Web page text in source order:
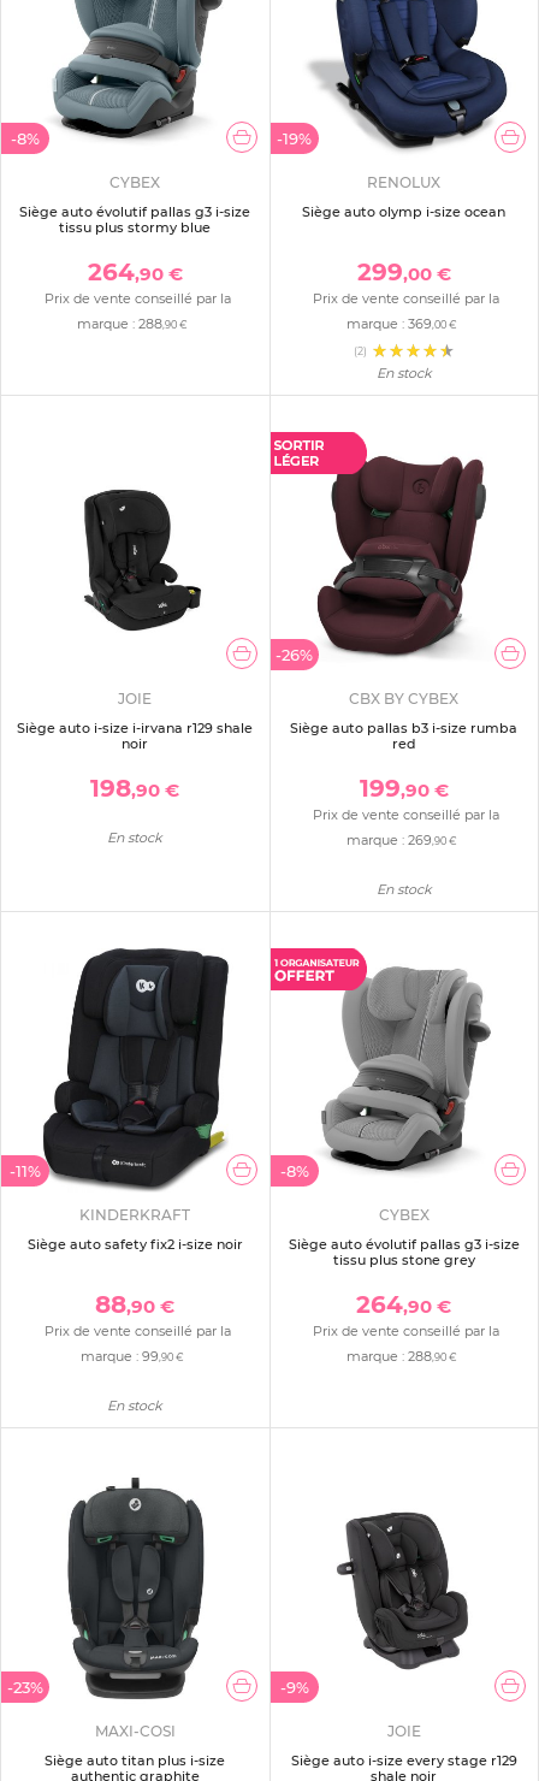
-8%
CYBEX
Siège auto évolutif pallas g3 i-size
tissu plus stormy blue
264,90 €
Prix de vente conseillé par la
marque :288,90 €
-19%
RENOLUX
Siège auto olymp i-size ocean
299,00 €
Prix de vente conseillé par la
marque : 369,00 €
(2)
En stock
JOIE
Siège auto i-size i-irvana r129 shale
noir
198,90 €
En stock
-26%
CBX BY CYBEX
Siège auto pallas b3 i-size rumba
red
199,90 €
Prix de vente conseillé par la
marque : 269,90 €
En stock
-11%
KINDERKRAFT
Siège auto safety fix2 i-size noir
88,90 €
Prix de vente conseillé par la
marque :99,90 €
En stock
-8%
CYBEX
Siège auto évolutif pallas g3 i-size
tissu plus stone grey
264,90 €
Prix de vente conseillé par la
marque : 288,90 €
-23%
MAXI-COSI
Siège auto titan plus i-size
authentic graphite
-9%
JOIE
Siège auto i-size every stage r129
shale noir